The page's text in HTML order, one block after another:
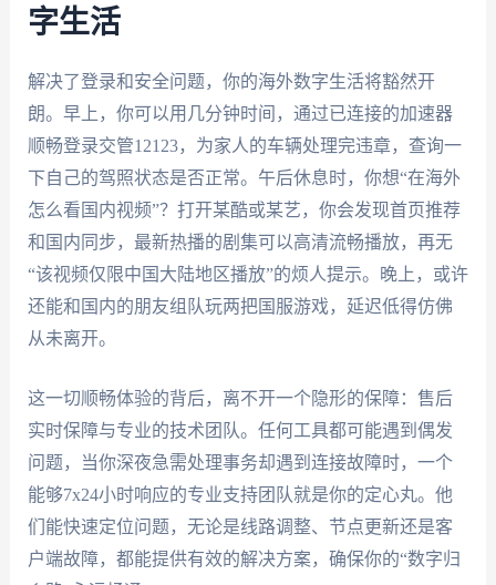
字生活
解决了登录和安全问题，你的海外数字生活将豁然开
朗。早上，你可以用几分钟时间，通过已连接的加速器
顺畅登录交管12123，为家人的车辆处理完违章，查询一
下自己的驾照状态是否正常。午后休息时，你想“在海外
怎么看国内视频”？打开某酷或某艺，你会发现首页推荐
和国内同步，最新热播的剧集可以高清流畅播放，再无
“该视频仅限中国大陆地区播放”的烦人提示。晚上，或许
还能和国内的朋友组队玩两把国服游戏，延迟低得仿佛
从未离开。
这一切顺畅体验的背后，离不开一个隐形的保障：售后
实时保障与专业的技术团队。任何工具都可能遇到偶发
问题，当你深夜急需处理事务却遇到连接故障时，一个
能够7x24小时响应的专业支持团队就是你的定心丸。他
们能快速定位问题，无论是线路调整、节点更新还是客
户端故障，都能提供有效的解决方案，确保你的“数字归